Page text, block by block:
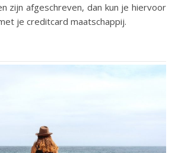
zijn afgeschreven, dan kun je hiervoor
je creditcard maatschappij.